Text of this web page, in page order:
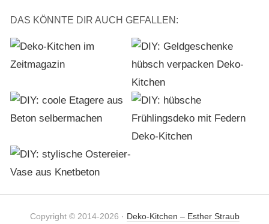
DAS KÖNNTE DIR AUCH GEFALLEN:
Copyright © 2014-2026 · Deko-Kitchen – Esther Straub